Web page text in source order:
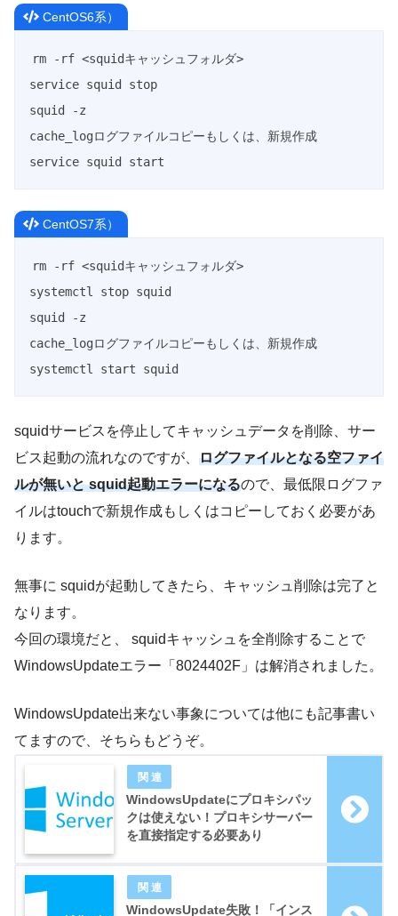
CentOS6系）
rm -rf <squidキャッシュフォルダ>
service squid stop
squid -z
cache_logログファイルコピーもしくは、新規作成
service squid start
CentOS7系）
rm -rf <squidキャッシュフォルダ>
systemctl stop squid
squid -z
cache_logログファイルコピーもしくは、新規作成
systemctl start squid
squidサービスを停止してキャッシュデータを削除、サー
ビス起動の流れなのですが、 ログファイルとなる空ファイ
ルが無いと squid起動エラーになるので、最低限ログファ
イルはtouchで新規作成もしくはコピーしておく必要があ
ります。
無事に squidが起動してきたら、キャッシュ削除は完了と
なります。
今回の環境だと、 squidキャッシュを全削除することで
WindowsUpdateエラー「8024402F」は解消されました。
WindowsUpdate出来ない事象については他にも記事書い
てますので、そちらもどうぞ。
WindowsUpdateにプロキシパッ
クは使えない！プロキシサーバー
を直接指定する必要あり
WindowsUpdate失敗！「インス